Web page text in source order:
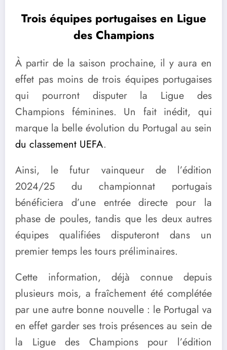
Trois équipes portugaises en Ligue
des Champions
À partir de la saison prochaine, il y aura en
effet pas moins de trois équipes portugaises
qui pourront disputer la Ligue des
Champions féminines. Un fait inédit, qui
marque la belle évolution du Portugal au sein
du classement UEFA.
Ainsi, le futur vainqueur de l’édition
2024/25 du championnat portugais
bénéficiera d’une entrée directe pour la
phase de poules, tandis que les deux autres
équipes qualifiées disputeront dans un
premier temps les tours préliminaires.
Cette information, déjà connue depuis
plusieurs mois, a fraîchement été complétée
par une autre bonne nouvelle : le Portugal va
en effet garder ses trois présences au sein de
la Ligue des Champions pour l’édition